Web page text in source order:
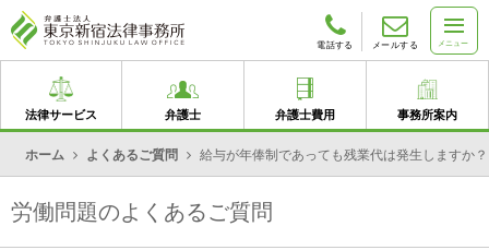
電話する メールする メニュー
法律サービス 弁護士 弁護士費用 事務所案内
ホーム よくあるご質問 給与が年俸制であっても残業代は発生しますか？
労働問題のよくあるご質問